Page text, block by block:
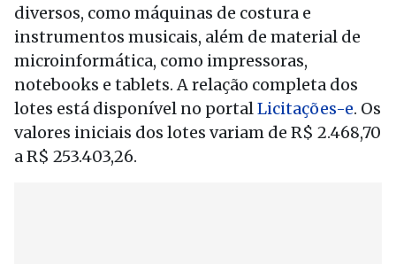
diversos, como máquinas de costura e
instrumentos musicais, além de material de
microinformática, como impressoras,
notebooks e tablets. A relação completa dos
lotes está disponível no portalLicitações-e. Os
valores iniciais dos lotes variam de R$ 2.468,70
a R$ 253.403,26.